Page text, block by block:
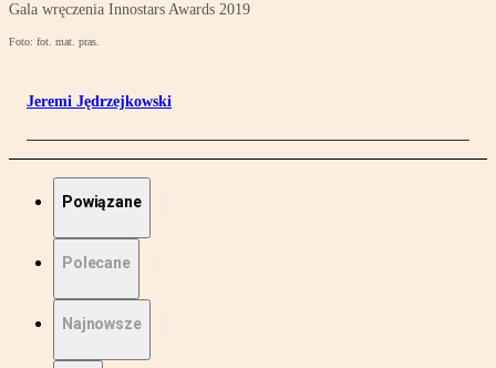
Gala wręczenia Innostars Awards 2019
Foto: fot. mat. pras.
Jeremi Jędrzejkowski
Powiązane
Polecane
Najnowsze